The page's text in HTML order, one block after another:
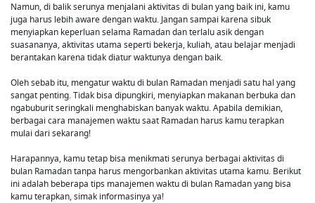
Namun, di balik serunya menjalani aktivitas di bulan yang baik ini, kamu
juga harus lebih aware dengan waktu. Jangan sampai karena sibuk
menyiapkan keperluan selama Ramadan dan terlalu asik dengan
suasananya, aktivitas utama seperti bekerja, kuliah, atau belajar menjadi
berantakan karena tidak diatur waktunya dengan baik.
Oleh sebab itu, mengatur waktu di bulan Ramadan menjadi satu hal yang
sangat penting. Tidak bisa dipungkiri, menyiapkan makanan berbuka dan
ngabuburit seringkali menghabiskan banyak waktu. Apabila demikian,
berbagai cara manajemen waktu saat Ramadan harus kamu terapkan
mulai dari sekarang!
Harapannya, kamu tetap bisa menikmati serunya berbagai aktivitas di
bulan Ramadan tanpa harus mengorbankan aktivitas utama kamu. Berikut
ini adalah beberapa tips manajemen waktu di bulan Ramadan yang bisa
kamu terapkan, simak informasinya ya!